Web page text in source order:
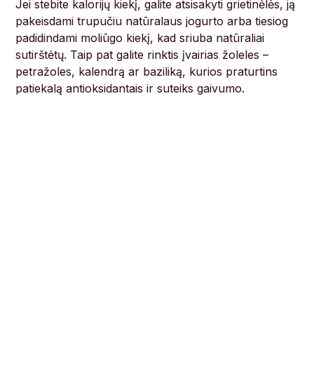
Jei stebite kalorijų kiekį, galite atsisakyti grietinėlės, ją
pakeisdami trupučiu natūralaus jogurto arba tiesiog
padidindami moliūgo kiekį, kad sriuba natūraliai
sutirštėtų. Taip pat galite rinktis įvairias žoleles –
petražoles, kalendrą ar baziliką, kurios praturtins
patiekalą antioksidantais ir suteiks gaivumo.